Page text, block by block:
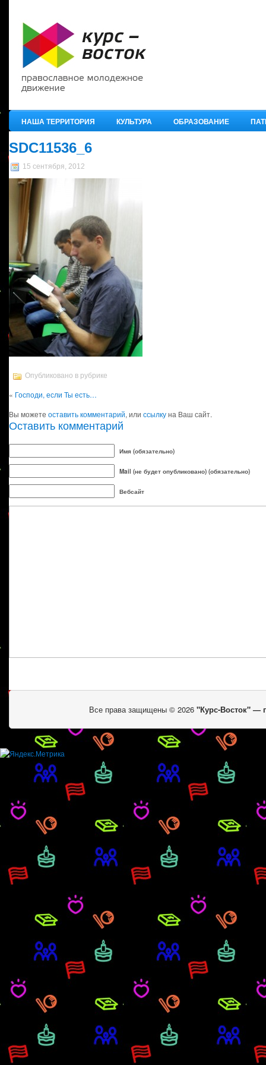
НАША ТЕРРИТОРИЯ КУЛЬТУРА ОБРАЗОВАНИЕ
SDC11536_6
15 сентября, 2012
Опубликовано в рубрике
« Господи, если Ты есть…
Вы можете оставить комментарий, или ссылкуна Ваш сайт.
Оставить комментарий
Имя (обязательно)
Mail (не будет опубликовано) (обязательно)
Вебсайт
Все права защищены © 2026 "Курс-Восток" —